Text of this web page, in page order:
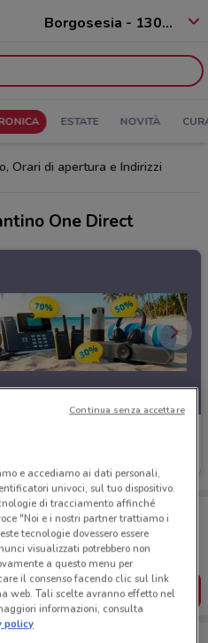
Borgosesia - 13011
ESTATE NOVITÀ
Orari di apertura e Indirizzi
One Direct
sempre con te!
offerte dei negozi vicino a te,
lista del risparmio, comodamente
SCARICA L’APP
e accediamo ai dati personali,
univoci, sul tuo dispositivo.
di tracciamento affinché
"Noi e i nostri partner trattiamo i
tecnologie dovessero essere
visualizzati potrebbero non
a questo menu per
il consenso facendo clic sul link
web. Tali scelte avranno effetto nel
informazioni, consulta
policy
Continua senza accettare